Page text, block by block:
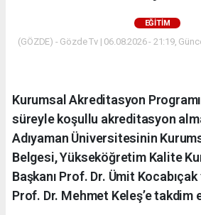
EĞITIM
(GÖZDE) - Gözde Tv | 06.08.2026 - 21:19,
Kurumsal Akreditasyon Programı
süreyle koşullu akreditasyon
Adıyaman Üniversitesinin
Belgesi, Yükseköğretim Kalite
Başkanı Prof. Dr. Ümit
Prof. Dr. Mehmet Keleş’e takdim